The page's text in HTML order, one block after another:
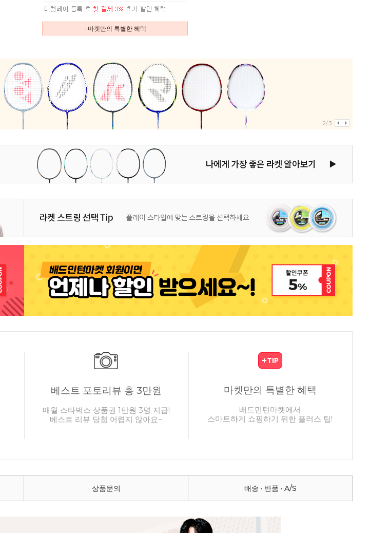
+마켓만의 특별한 혜택
2/3
베스트 포토리뷰 총 3만원
매월 스타벅스 상품권 1만원 3명 지급!
베스트 리뷰 당첨 어렵지 않아요~
마켓만의 특별한 혜택
배드민턴마켓에서
스마트하게 쇼핑하기 위한 플러스 팁!
상품문의 배송 · 반품 · A/S